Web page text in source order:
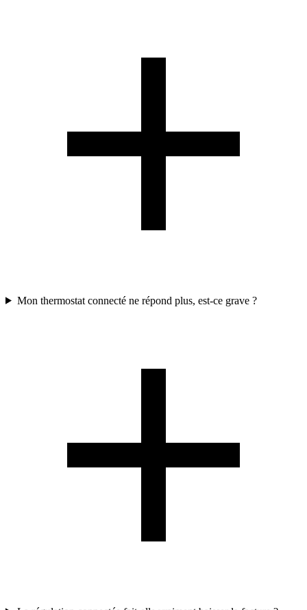
Mon thermostat connecté ne répond plus, est-ce grave ?